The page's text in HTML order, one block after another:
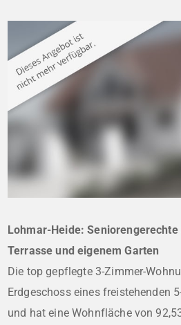
Lohmar-Heide:
Terrasse und eigenem Garten
Die top gepflegte 3-Zimmer-
Erdgeschoss eines freistehenden
und hat eine Wohnfläche von